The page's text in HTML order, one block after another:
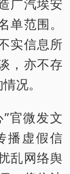
范围。
实信息所
，亦不存
况。
官微发文
播虚假信
乱网络舆